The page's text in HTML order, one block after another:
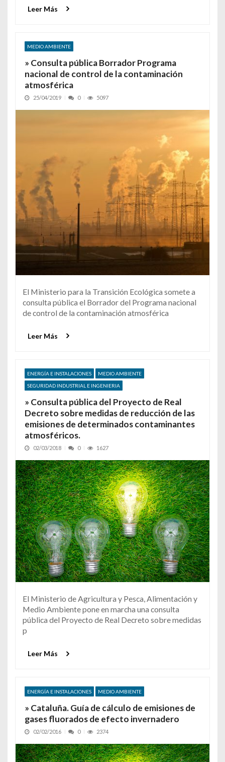
Leer Más
MEDIO AMBIENTE
» Consulta pública Borrador Programa
nacional de control de la contaminación
atmosférica
25/04/2019 0 5097
El Ministerio para la Transición Ecológica somete a
consulta pública el Borrador del Programa nacional
de control de la contaminación atmosférica
Leer Más
ENERGÍA E INSTALACIONES
MEDIO AMBIENTE
SEGURIDAD INDUSTRIAL E INGENIERIA
» Consulta pública del Proyecto de Real
Decreto sobre medidas de reducción de las
emisiones de determinados contaminantes
atmosféricos.
02/03/2018 0 1627
El Ministerio de Agricultura y Pesca, Alimentación y
Medio Ambiente pone en marcha una consulta
pública del Proyecto de Real Decreto sobre medidas
p
Leer Más
ENERGÍA E INSTALACIONES MEDIO AMBIENTE
» Cataluña. Guía de cálculo de emisiones de
gases fluorados de efecto invernadero
02/02/2016 0 2374